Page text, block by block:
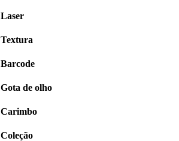
Laser
Textura
Barcode
Gota de olho
Carimbo
Coleção